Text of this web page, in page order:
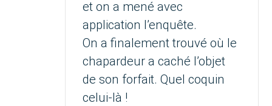
et on a mené avec
application l’enquête.
On a finalement trouvé où le
chapardeur a caché l’objet
de son forfait. Quel coquin
celui-là !